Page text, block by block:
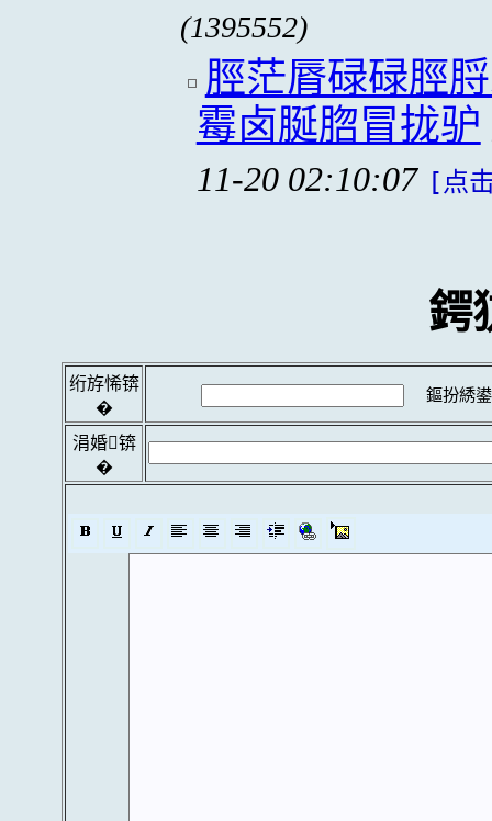
(1395552)
脛茫脣碌碌脛
霉卤脠脗冒拢驴
11-20 02:10:07 [点
鍔
绗斿悕锛
�
鏂扮綉
涓婚锛
�